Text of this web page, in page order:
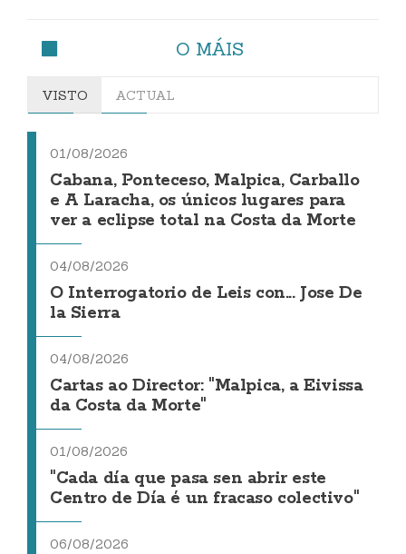
O MÁIS
VISTO ACTUAL
01/08/2026
Cabana, Ponteceso, Malpica, Carballo
e A Laracha, os únicos lugares para
ver a eclipse total na Costa da Morte
04/08/2026
O Interrogatorio de Leis con... Jose De
la Sierra
04/08/2026
Cartas ao Director: "Malpica, a Eivissa
da Costa da Morte"
01/08/2026
"Cada día que pasa sen abrir este
Centro de Día é un fracaso colectivo"
06/08/2026